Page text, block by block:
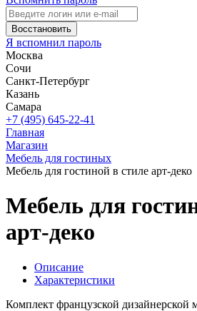
Восстановить
Я вспомнил пароль
Москва
Сочи
Санкт-Петербург
Казань
Самара
+7 (495) 645-22-41
Главная
Магазин
Мебель для гостиных
Мебель для гостиной в стиле арт-деко
Мебель для
арт-деко
Описание
Характеристики
Комплект французской дизайнерской